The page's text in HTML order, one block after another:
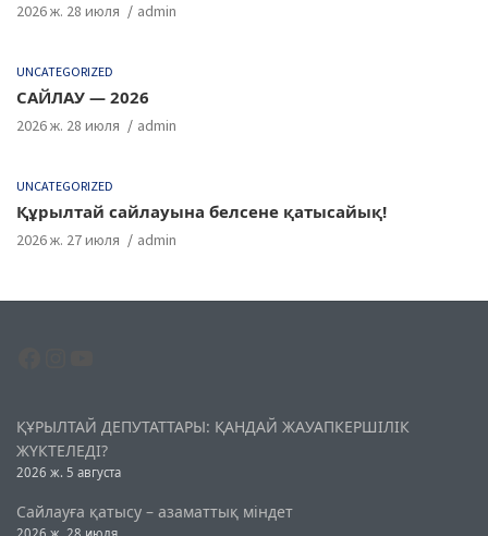
2026 ж. 28 июля admin
UNCATEGORIZED
САЙЛАУ — 2026
2026 ж. 28 июля admin
UNCATEGORIZED
Құрылтай сайлауына белсене қатысайық!
2026 ж. 27 июля admin
ҚҰРЫЛТАЙ ДЕПУТАТТАРЫ: ҚАНДАЙ ЖАУАПКЕРШІЛІК
ЖҮКТЕЛЕДІ?
2026 ж. 5 августа
Сайлауға қатысу – азаматтық міндет